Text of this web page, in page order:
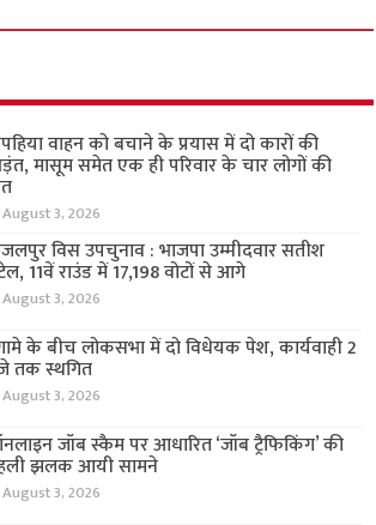
वाहन को बचाने के प्रयास में दो कारों की
मासूम समेत एक ही परिवार के चार लोगों की
August 3, 2026
विस उपचुनाव : भाजपा उम्मीदवार सतीश
11वें राउंड में 17,198 वोटों से आगे
August 3, 2026
के बीच लोकसभा में दो विधेयक पेश, कार्यवाही 2
तक स्थगित
August 3, 2026
जॉब स्कैम पर आधारित ‘जॉब ट्रैफिकिंग’ की
झलक आयी सामने
August 3, 2026